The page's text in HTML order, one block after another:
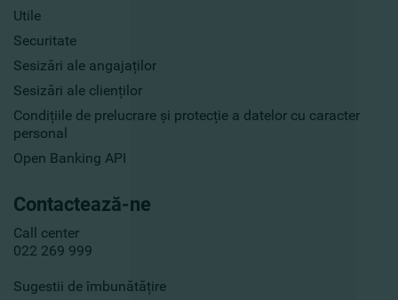
Utile
Securitate
Sesizări ale angajaților
Sesizări ale clienților
Condițiile de prelucrare și protecție a datelor cu caracter
personal
Open Banking API
Contactează-ne
Call center
022 269 999
Sugestii de îmbunătățire